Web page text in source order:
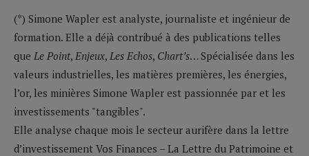
(*) Simone Wapler est analyste, journaliste et ingénieur de
formation. Elle a déjà contribué à des publications telles
que Le Point, Enjeux, Les Echos, Chart’s… Spécialisée dans les
valeurs industrielles, les matières premières, les énergies,
l’or, les minières Simone Wapler est passionnée par et les
investissements "tangibles".
Elle analyse chaque mois le secteur aurifère dans la lettre
d’investissement Vos Finances – La Lettre du Patrimoine et